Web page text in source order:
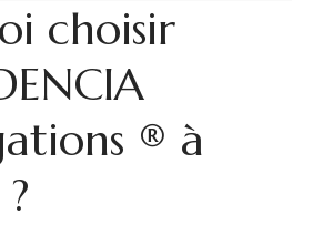
choisir
® à